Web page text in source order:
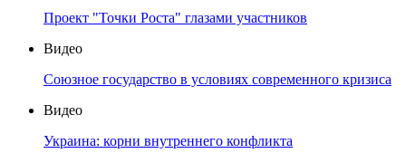
Проект "Точки Роста" глазами участников
Видео
Союзное государство в условиях современного кризиса
Видео
Украина: корни внутреннего конфликта